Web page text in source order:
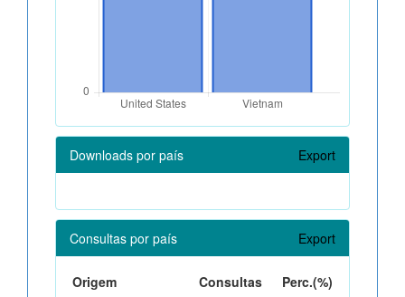
Downloads por país Export
Consultas por país Export
Origem Consultas
Perc.(%)